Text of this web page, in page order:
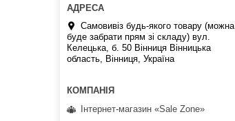
Самовивіз будь-якого товару (можна
буде забрати прям зі складу) вул.
Келецька, б. 50 Вінниця Вінницька
область, Вінниця, Україна
Інтернет-магазин «Sale Zone»